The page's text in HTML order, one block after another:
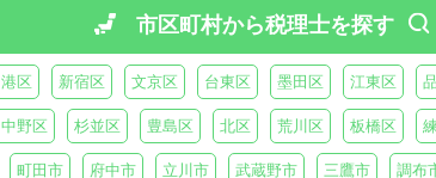
市区町村から税理士を探す
港区 新宿区 文京区 台東区 墨田区 江東区
中野区 杉並区 豊島区 北区 荒川区 板橋区
町田市 府中市 立川市 武蔵野市 三鷹市 調布